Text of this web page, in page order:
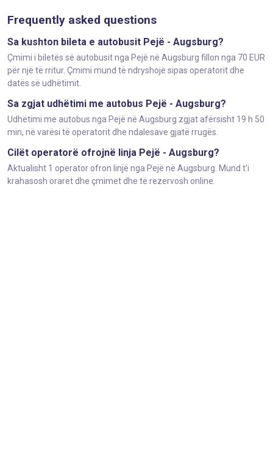
Frequently asked questions
Sa kushton bileta e autobusit Pejë - Augsburg?
Çmimi i biletës së autobusit nga Pejë në Augsburg fillon nga 70 EUR
për një të rritur. Çmimi mund të ndryshojë sipas operatorit dhe
datës së udhëtimit.
Sa zgjat udhëtimi me autobus Pejë - Augsburg?
Udhëtimi me autobus nga Pejë në Augsburg zgjat afërsisht 19 h 50
min, në varësi të operatorit dhe ndalesave gjatë rrugës.
Cilët operatorë ofrojnë linja Pejë - Augsburg?
Aktualisht 1 operator ofron linjë nga Pejë në Augsburg. Mund t'i
krahasosh oraret dhe çmimet dhe të rezervosh online.